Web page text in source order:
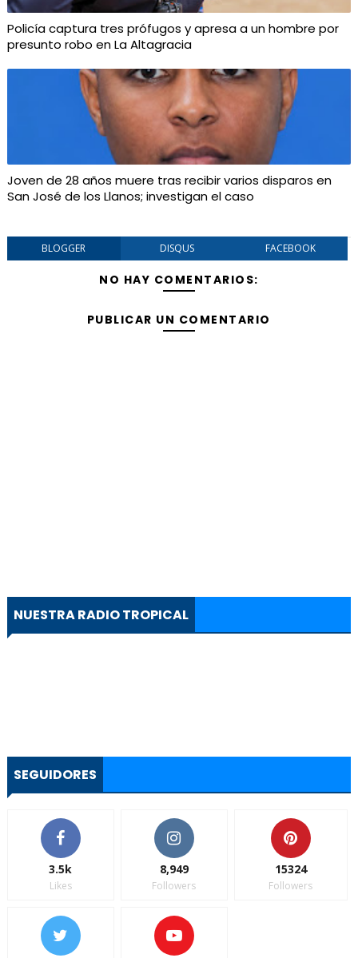
Policía captura tres prófugos y apresa a un hombre por
presunto robo en La Altagracia
Joven de 28 años muere tras recibir varios disparos en
San José de los Llanos; investigan el caso
BLOGGER DISQUS FACEBOOK
NO HAY COMENTARIOS:
PUBLICAR UN COMENTARIO
NUESTRA RADIO TROPICAL
SEGUIDORES
3.5k
Likes
8,949
Followers
15324
Followers